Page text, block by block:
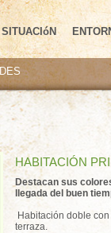
SITUACIóN
HABITACIÓN
Destacan sus
llegada del buen
Habitación doble
terraza.